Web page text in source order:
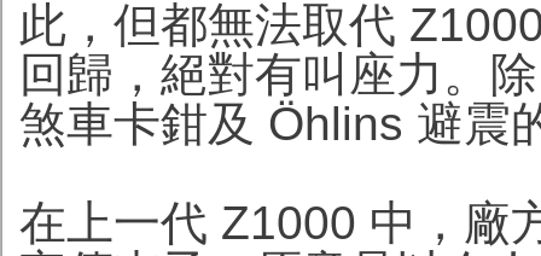
此，但都無法取代
回歸，絕對有叫座力。
煞車卡鉗及 Öhlins 避震
在上一代 Z1000 中，廠